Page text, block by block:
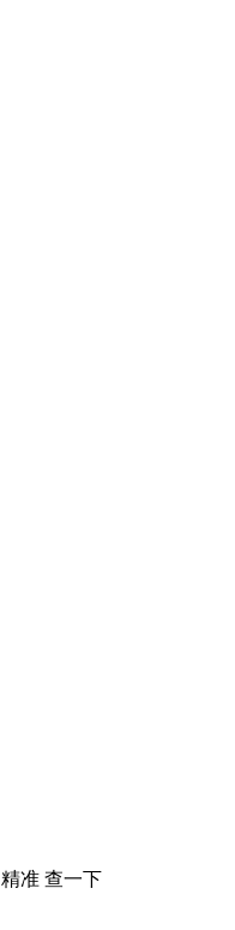
精准 查一下